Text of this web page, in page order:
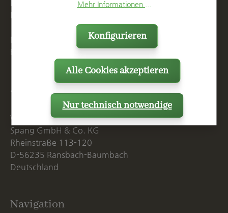
F
+49 2623 887 149
E
Mo. - Do. 07:15 - 16:00 Uhr
Fr. bis 14:00 Uhr
Anschrift
Westerwälder Blumentopf-Fabrik
Spang GmbH & Co. KG
Rheinstraße 113-120
D-56235 Ransbach-Baumbach
Deutschland
Navigation
Mehr Informationen ...
Nur technisch notwendige
Konfigurieren
Alle Cookies akzeptieren